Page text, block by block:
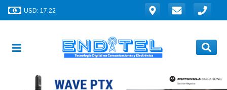
USD: 17.22